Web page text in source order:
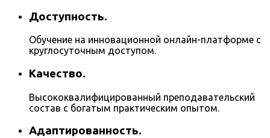
Доступность.
Обучение на инновационной онлайн-платформе с
круглосуточным доступом.
Качество.
Высококвалифицированный преподавательский
состав с богатым практическим опытом.
Адаптированность.